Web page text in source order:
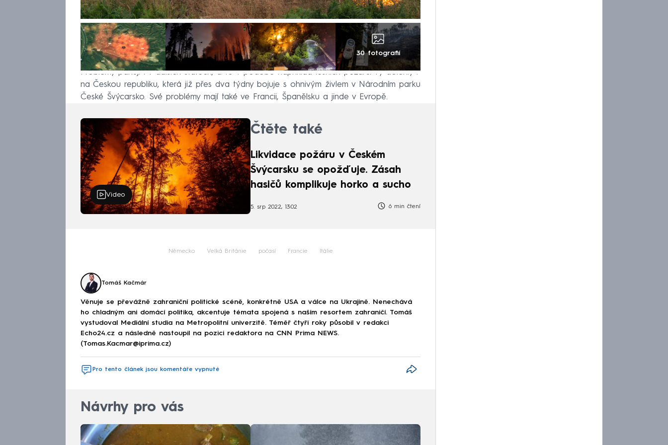
30 fotografií
Problémy panují i v dalších státech, a to v podobě například lesních požárů. Ty dolehly i
na Českou republiku, která již přes dva týdny bojuje s ohnivým živlem v Národním parku
České Švýcarsko. Své problémy mají také ve Francii, Španělsku a jinde v Evropě.
Video
Čtěte také
Likvidace požáru v Českém
Švýcarsku se opožďuje. Zásah
hasičů komplikuje horko a sucho
5. srp 2022, 13:02 6 min čtení
Německo Velká Británie počasí Francie Itálie
Tomáš Kačmár
Věnuje se převážně zahraniční politické scéně, konkrétně USA a válce na Ukrajině. Nenechává
ho chladným ani domácí politika, akcentuje témata spojená s naším resortem zahraničí. Tomáš
vystudoval Mediální studia na Metropolitní univerzitě. Téměř čtyři roky působil v redakci
Echo24.cz a následně nastoupil na pozici redaktora na CNN Prima NEWS.
(Tomas.Kacmar@iprima.cz)
Pro tento článek jsou komentáře vypnuté
Návrhy pro vás